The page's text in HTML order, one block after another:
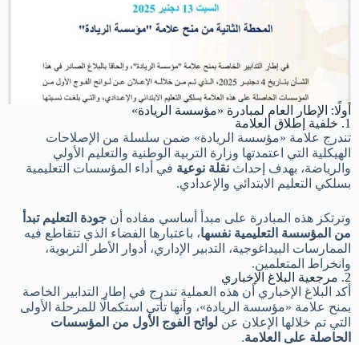
أولًا: الإطار العام لمبادرة «مؤسسة الريادة»
1. خلفية إطلاق العلامة
تندرج علامة «مؤسسة الريادة» ضمن سلسلة من الإصلاحات
الهيكلية التي اعتمدتها وزارة التربية الوطنية والتعليم الأولي
والرياضة، بهدف إحداث نقلة نوعية في أداء المؤسسات التعليمية
بسلكي التعليم الابتدائي والإعدادي.
وترتكز هذه المبادرة على مبدأ أساسي مفاده أن جودة التعليم تبدأ
من المؤسسة التعليمية نفسها، باعتبارها الفضاء الذي تتقاطع فيه
الممارسات البيداغوجية، التدبير الإداري، أدوار الأطر التربوية،
وانخراط المتعلمين.
2. مرجعية البلاغ الإخباري
أكد البلاغ الإخباري أن هذه العملية تندرج في إطار التدابير الخاصة
بمنح علامة «مؤسسة الريادة»، وأنها تأتي استكمالًا للمرحلة الأولى
التي تم خلالها الإعلان عن لوائح الفوج الأول من المؤسسات
الحاصلة على العلامة.